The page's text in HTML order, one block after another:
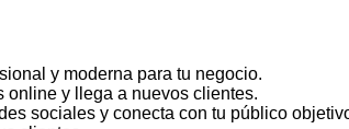
y moderna para tu negocio.
online y llega a nuevos clientes.
sociales y conecta con tu público